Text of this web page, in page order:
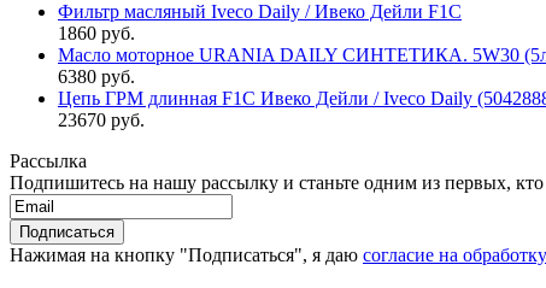
Фильтр масляный Iveco Daily / Ивеко Дейли F1C
1860 руб.
Масло моторное URANIA DAILY СИНТЕТИКА. 5W30 (5л
6380 руб.
Цепь ГРМ длинная F1C Ивеко Дейли / Iveco Daily
23670 руб.
Рассылка
Подпишитесь на нашу рассылку и станьте одним из первых, кто
Нажимая на кнопку "Подписаться", я даю согласие на